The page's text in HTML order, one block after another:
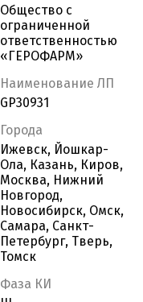
Общество с
ограниченной
ответственностью
«ГЕРОФАРМ»
Наименование ЛП
GP30931
Города
Ижевск, Йошкар-
Ола, Казань, Киров,
Москва, Нижний
Новгород,
Новосибирск, Омск,
Самара, Санкт-
Петербург, Тверь,
Томск
Фаза КИ